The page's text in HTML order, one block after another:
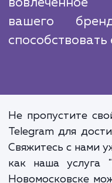
прочное
котором люди
и идеями,
только